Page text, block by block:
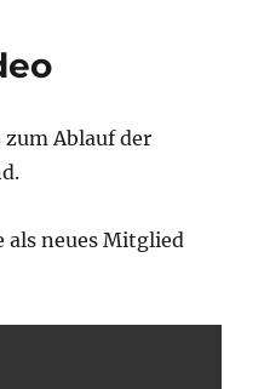
Ablauf der
als neues Mitglied